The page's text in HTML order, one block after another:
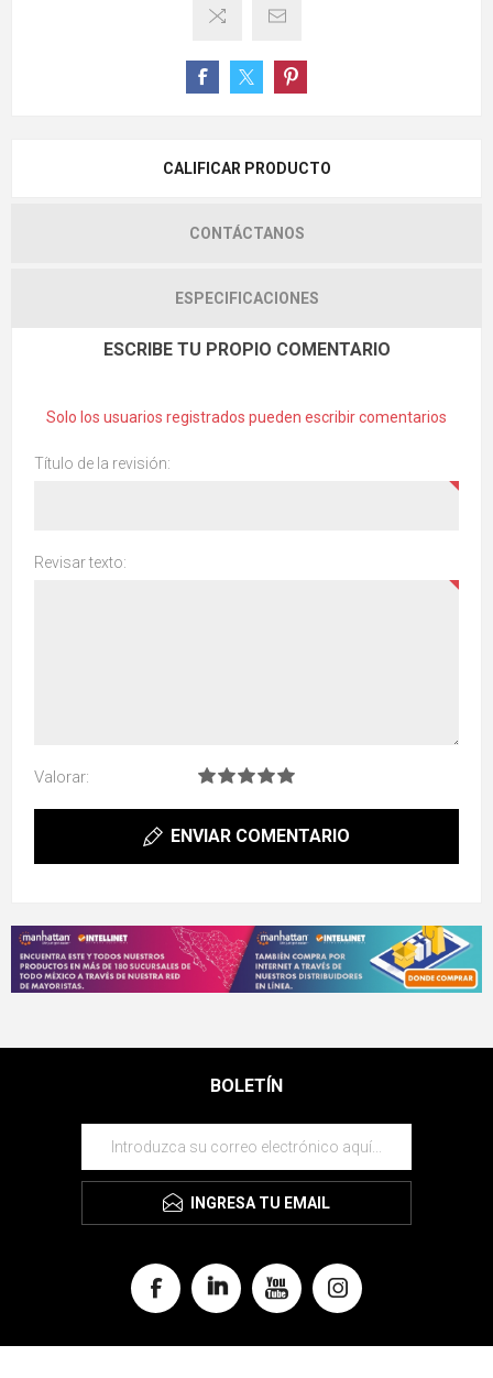
CALIFICAR PRODUCTO
CONTÁCTANOS
ESPECIFICACIONES
ESCRIBE TU PROPIO COMENTARIO
Solo los usuarios registrados pueden escribir comentarios
Título de la revisión:
Revisar texto:
Valorar:
ENVIAR COMENTARIO
BOLETÍN
INGRESA TU EMAIL